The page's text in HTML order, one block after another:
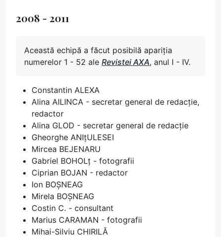
2008 - 2011
Această echipă a făcut posibilă apariția
numerelor 1 - 52 ale Revistei AXA, anul I - IV.
Constantin ALEXA
Alina AILINCA - secretar general de redacție,
redactor
Alina GLOD - secretar general de redacție
Gheorghe ANIțULESEI
Mircea BEJENARU
Gabriel BOHOLț - fotografii
Ciprian BOJAN - redactor
Ion BOȘNEAG
Mirela BOȘNEAG
Costin C. - consultant
Marius CARAMAN - fotografii
Mihai-Silviu CHIRILĂ